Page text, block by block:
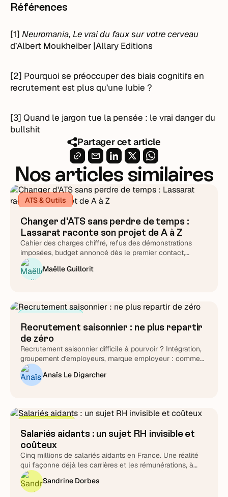
Partager cet article
Références
[1]Neuromania, Le vrai du faux sur votre cerveau
d’Albert Moukheiber |Allary Editions
[2] Pourquoi se préoccuper des biais cognitifs en
recrutement est plus qu’une lubie ?
[3] Quand le jargon tue la pensée : le vrai danger du
bullshit
Nos articles similaires
ATS & Outils
Changer d'ATS sans perdre de temps :
Lassarat raconte son projet de A à Z
Cahier des charges chiffré, refus des démonstrations
imposées, budget annoncé dès le premier contact,
support testé chronomètre en main : Lucie Treussart
détaille chaque arbitrage. Une méthode reproductible,
quel que soit l'éditeur que vous choisirez au final.
Maëlle Guillorit
Recrutement saisonnier : ne plus repartir
de zéro
Recrutement saisonnier difficile à pourvoir ? Intégration,
groupement d'employeurs, marque employeur : comment
transformer le cycle en fidélisation durable.
Anaïs Le Digarcher
Salariés aidants : un sujet RH invisible et
coûteux
Cinq millions de salariés aidants en France. Une réalité
qui façonne déjà les carrières et les rémunérations, à
piloter plutôt qu'à subir.
Sandrine Dorbes